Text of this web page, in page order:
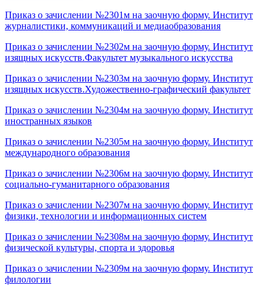
Приказ о зачислении №2301м на заочную форму. Институт
журналистики, коммуникаций и медиаобразования
Приказ о зачислении №2302м на заочную форму. Институт
изящных искусств.Факультет музыкального искусства
Приказ о зачислении №2303м на заочную форму. Институт
изящных искусств.Художественно-графический факультет
Приказ о зачислении №2304м на заочную форму. Институт
иностранных языков
Приказ о зачислении №2305м на заочную форму. Институт
международного образования
Приказ о зачислении №2306м на заочную форму. Институт
социально-гуманитарного образования
Приказ о зачислении №2307м на заочную форму. Институт
физики, технологии и информационных систем
Приказ о зачислении №2308м на заочную форму. Институт
физической культуры, спорта и здоровья
Приказ о зачислении №2309м на заочную форму. Институт
филологии